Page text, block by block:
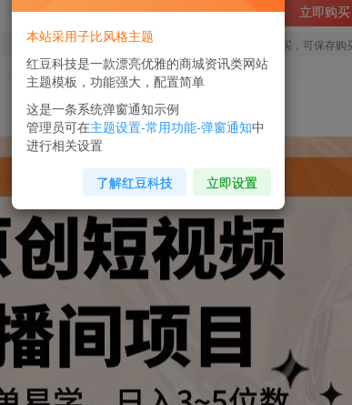
立即购买
您当前未登录！建议登陆后购买，可保存购
本站采用子比风格主题
红豆科技是一款漂亮优雅的商城资讯类网站
主题模板，功能强大，配置简单
这是一条系统弹窗通知示例
管理员可在主题设置-常用功能-弹窗通知中
进行相关设置
了解红豆科技 立即设置